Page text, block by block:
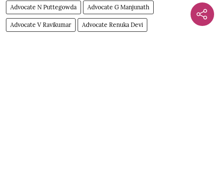
Advocate N Puttegowda Advocate G Manjunath
Advocate V Ravikumar Advocate Renuka Devi